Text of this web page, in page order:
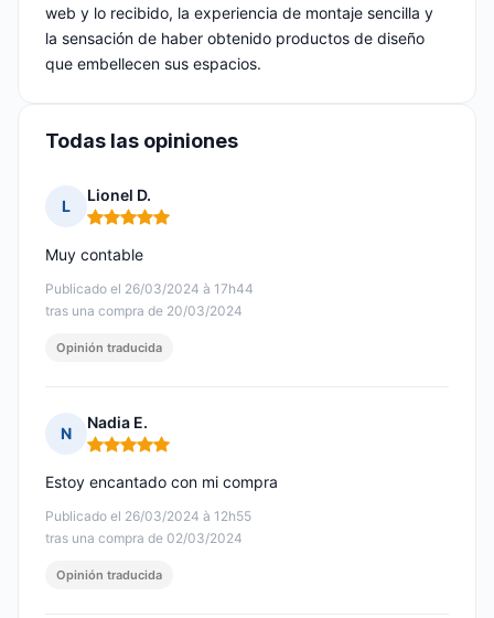
web y lo recibido, la experiencia de montaje sencilla y
la sensación de haber obtenido productos de diseño
que embellecen sus espacios.
Todas las opiniones
L
Lionel D.
Nota: 5 de 5
Publicado el 26/03/2024 à 17h44
tras una compra de 20/03/2024
Muy contable
Opinión traducida
N
Nadia E.
Nota: 5 de 5
Publicado el 26/03/2024 à 12h55
tras una compra de 02/03/2024
Estoy encantado con mi compra
Opinión traducida